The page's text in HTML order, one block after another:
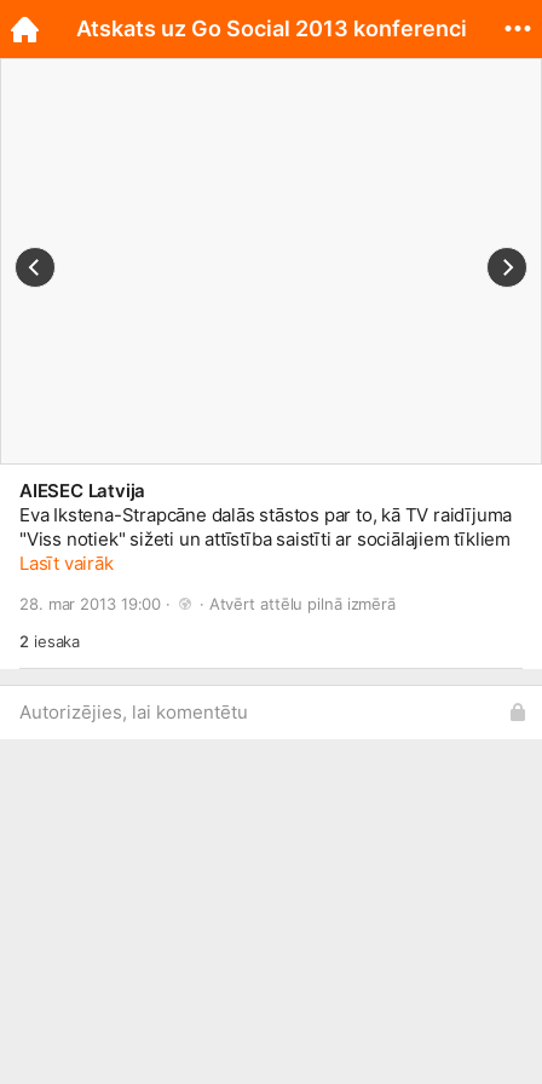
AIESEC Latvija
Eva Ikstena-Strapcāne dalās stāstos par to, kā TV raidījuma
"Viss notiek" sižeti un attīstība saistīti ar sociālajiem tīkliem
Lasīt vairāk
28. mar 2013 19:00 · · Atvērt attēlu pilnā izmērā
2 iesaka
Autorizējies, lai komentētu
Atskats uz Go Social 2013 konferenci